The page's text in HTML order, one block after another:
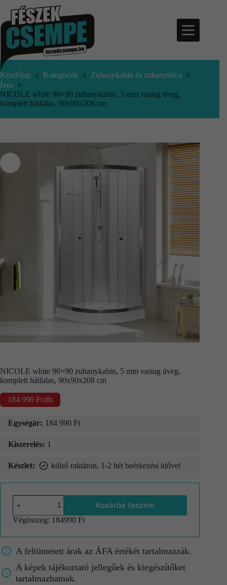
Információk
Kezdőlap Kategóriák
Zuhanykabin és zuhanytálca
Íves
NICOLE white 90×90 zuhanykabin, 5 mm vastag üveg,
komplett hátfalas, 90x90x208 cm
NICOLE white 90×90 zuhanykabin, 5 mm vastag üveg,
komplett hátfalas, 90x90x208 cm
184 990 Ft/db
Egységár: 184 990 Ft
Kiszerelés: 1
Készlet: külső raktáron, 1-2 hét beérkezési idővel
Kosárba teszem
Végösszeg: 184990 Ft
A feltüntetett árak az ÁFA értékét tartalmazzák.
A képek tájékoztató jellegűek és kiegészítőket
tartalmazhatnak.